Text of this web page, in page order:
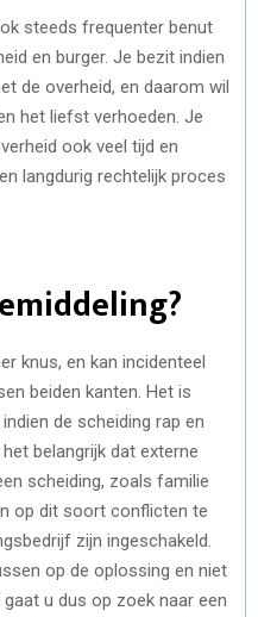
steeds frequenter benut
en burger. Je bezit indien
de overheid, en daarom wil
het liefst verhoeden. Je
ook veel tijd en
langdurig rechtelijk proces
knus, en kan incidenteel
beiden kanten. Het is
de scheiding rap en
belangrijk dat externe
scheiding, zoals familie
op dit soort conflicten te
zijn ingeschakeld.
op de oplossing en niet
u dus op zoek naar een